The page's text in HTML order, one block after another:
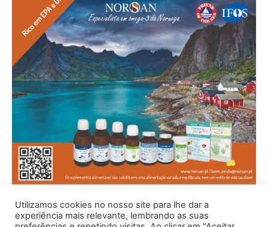
Utilizamos cookies no nosso site para lhe dar a
experiência mais relevante, lembrando as suas